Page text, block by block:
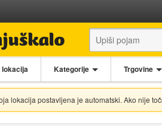
lokacija Kategorije Trgovine
lokacija postavljena je automatski. Ako nije